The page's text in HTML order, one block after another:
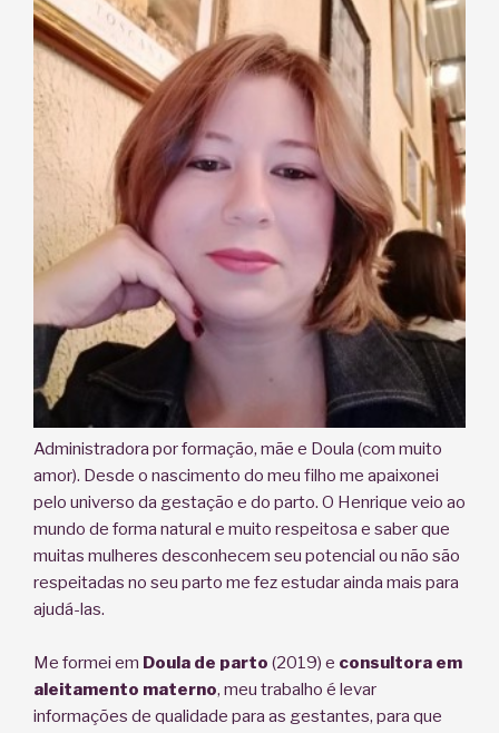
Administradora por formação, mãe e Doula (com muito
amor). Desde o nascimento do meu filho me apaixonei
pelo universo da gestação e do parto. O Henrique veio ao
mundo de forma natural e muito respeitosa e saber que
muitas mulheres desconhecem seu potencial ou não são
respeitadas no seu parto me fez estudar ainda mais para
ajudá-las.
Me formei em Doula de parto (2019) e consultora em
aleitamento materno, meu trabalho é levar
informações de qualidade para as gestantes, para que